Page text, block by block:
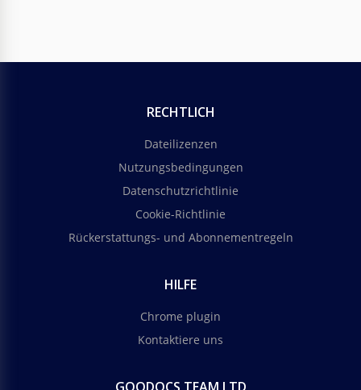
RECHTLICH
Dateilizenzen
Nutzungsbedingungen
Datenschutzrichtlinie
Cookie-Richtlinie
Rückerstattungs- und Abonnementregeln
HILFE
Chrome plugin
Kontaktiere uns